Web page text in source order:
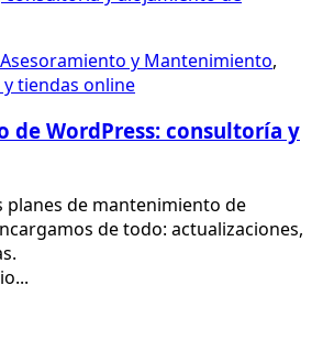
y Mantenimiento,
y tiendas online
de WordPress: consultoría y
planes de mantenimiento de
de todo: actualizaciones,